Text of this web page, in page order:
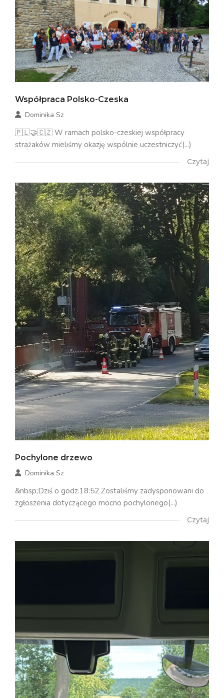
Współpraca Polsko-Czeska
Dominika Sz
🇵🇱🤝🇨🇿 W ramach polsko-czeskiej współpracy
strażaków mieliśmy okazję wspólnie uczestniczyć(...)
Czytaj
Pochylone drzewo
Dominika Sz
&nbsp;Dziś o godz.18:52 Zostaliśmy zadysponowani do
zgłoszenia dotyczącego mocno pochylonego(...)
Czytaj